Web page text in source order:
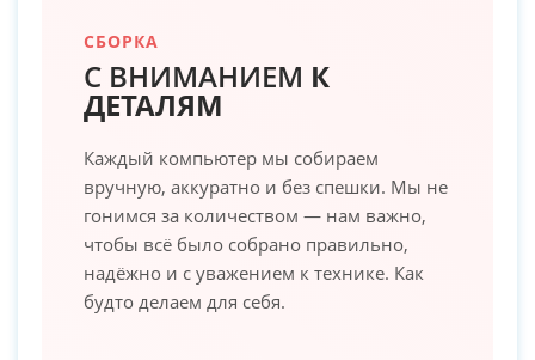
СБОРКА
С ВНИМАНИЕМ К
ДЕТАЛЯМ
Каждый компьютер мы собираем
вручную, аккуратно и без спешки. Мы не
гонимся за количеством — нам важно,
чтобы всё было собрано правильно,
надёжно и с уважением к технике. Как
будто делаем для себя.